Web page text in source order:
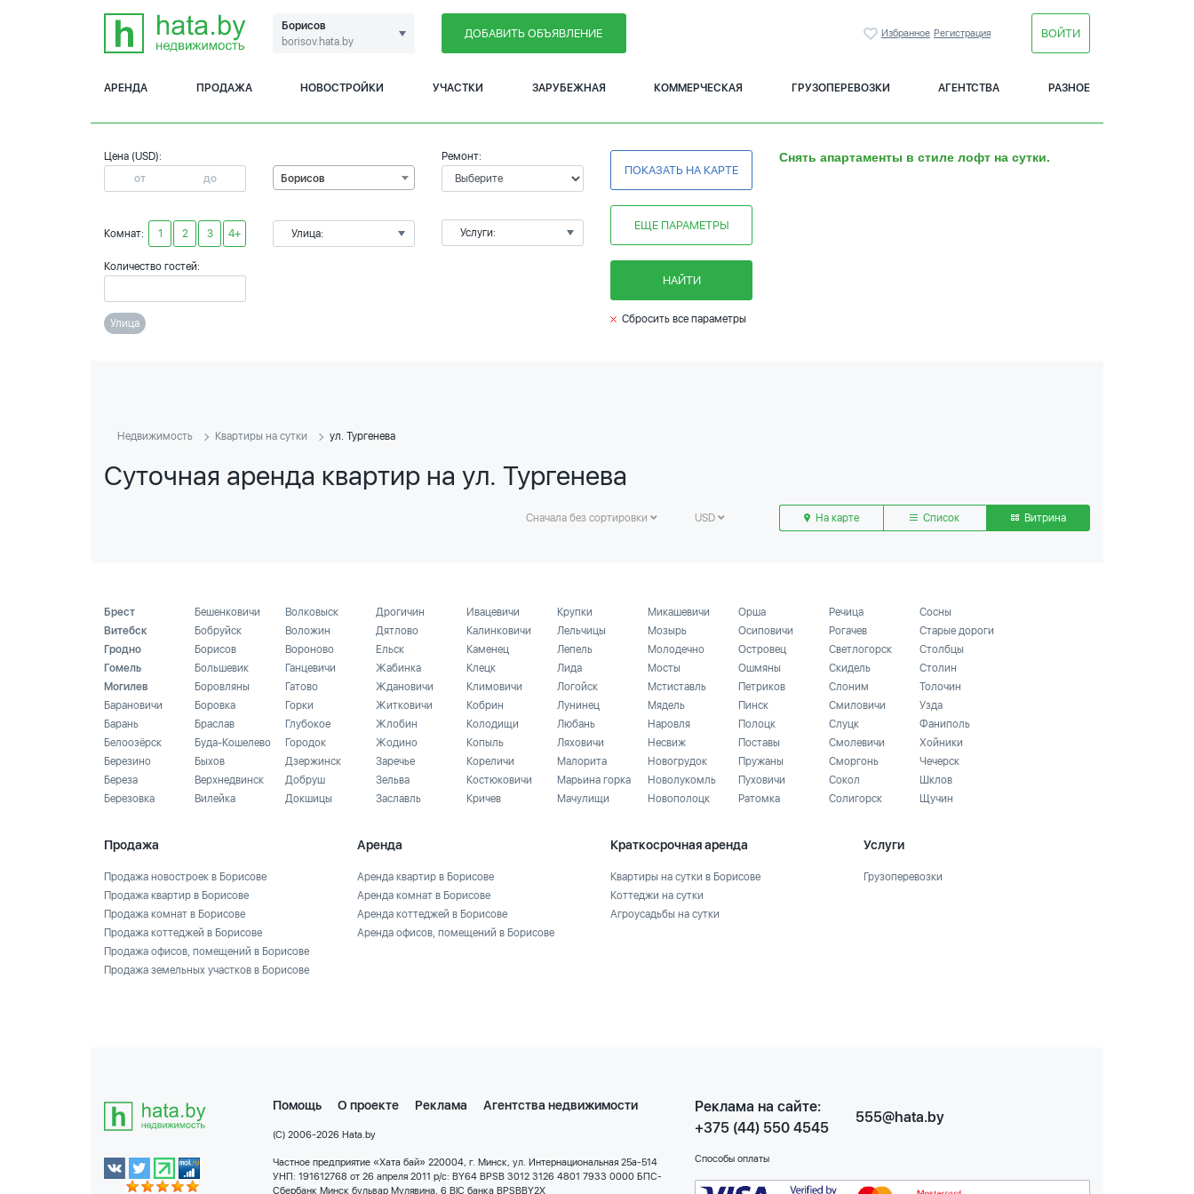
Борисов
borisov.hata.by
ДОБАВИТЬ ОБЪЯВЛЕНИЕ Избранное Регистрация ВОЙТИ
АРЕНДА ПРОДАЖА НОВОСТРОЙКИ УЧАСТКИ ЗАРУБЕЖНАЯ КОММЕРЧЕСКАЯ ГРУЗОПЕРЕВОЗКИ АГЕНТСТВА РАЗНОЕ
Цена (USD):
Комнат: 1 2 3 4+
Количество гостей:
Борисов
Улица:
Ремонт:
Услуги:
ПОКАЗАТЬ НА КАРТЕ
ЕЩЕ ПАРАМЕТРЫ
НАЙТИ
Снять апартаменты в стиле лофт на сутки.
Улица Сбросить все параметры
Недвижимость Квартиры на сутки ул. Тургенева
Суточная аренда квартир на ул. Тургенева
Сначала без сортировки USD На карте Список Витрина
Брест
Витебск
Гродно
Гомель
Могилев
Барановичи
Барань
Белоозёрск
Березино
Береза
Березовка
Бешенковичи
Бобруйск
Борисов
Большевик
Боровляны
Боровка
Браслав
Буда-Кошелево
Быхов
Верхнедвинск
Вилейка
Волковыск
Воложин
Вороново
Ганцевичи
Гатово
Горки
Глубокое
Городок
Дзержинск
Добруш
Докшицы
Дрогичин
Дятлово
Ельск
Жабинка
Ждановичи
Житковичи
Жлобин
Жодино
Заречье
Зельва
Заславль
Ивацевичи
Калинковичи
Каменец
Клецк
Климовичи
Кобрин
Колодищи
Копыль
Кореличи
Костюковичи
Кричев
Крупки
Лельчицы
Лепель
Лида
Логойск
Лунинец
Любань
Ляховичи
Малорита
Марьина горка
Мачулищи
Микашевичи
Мозырь
Молодечно
Мосты
Мстиставль
Мядель
Наровля
Несвиж
Новогрудок
Новолукомль
Новополоцк
Орша
Осиповичи
Островец
Ошмяны
Петриков
Пинск
Полоцк
Поставы
Пружаны
Пуховичи
Ратомка
Речица
Рогачев
Светлогорск
Скидель
Слоним
Смиловичи
Слуцк
Смолевичи
Сморгонь
Сокол
Солигорск
Сосны
Старые дороги
Столбцы
Столин
Толочин
Узда
Фаниполь
Хойники
Чечерск
Шклов
Щучин
Продажа
Продажа новостроек в Борисове
Продажа квартир в Борисове
Продажа комнат в Борисове
Продажа коттеджей в Борисове
Продажа офисов, помещений в Борисове
Продажа земельных участков в Борисове
Аренда
Аренда квартир в Борисове
Аренда комнат в Борисове
Аренда коттеджей в Борисове
Аренда офисов, помещений в Борисове
Краткосрочная аренда
Квартиры на сутки в Борисове
Коттеджи на сутки
Агроусадьбы на сутки
Услуги
Грузоперевозки
Помощь О проекте Реклама Агентства недвижимости
(C) 2006-2026 Hata.by
Частное предприятие «Хата бай» 220004, г. Минск, ул. Интернациональная 25а-514
УНП: 191612768 от 26 апреля 2011 р/с: BY64 BPSB 3012 3126 4801 7933 0000 БПС-
Сбербанк Минск бульвар Мулявина, 6 BIC банка BPSBBY2X
Реклама на сайте:
+375 (44) 550 4545
555@hata.by
Способы оплаты